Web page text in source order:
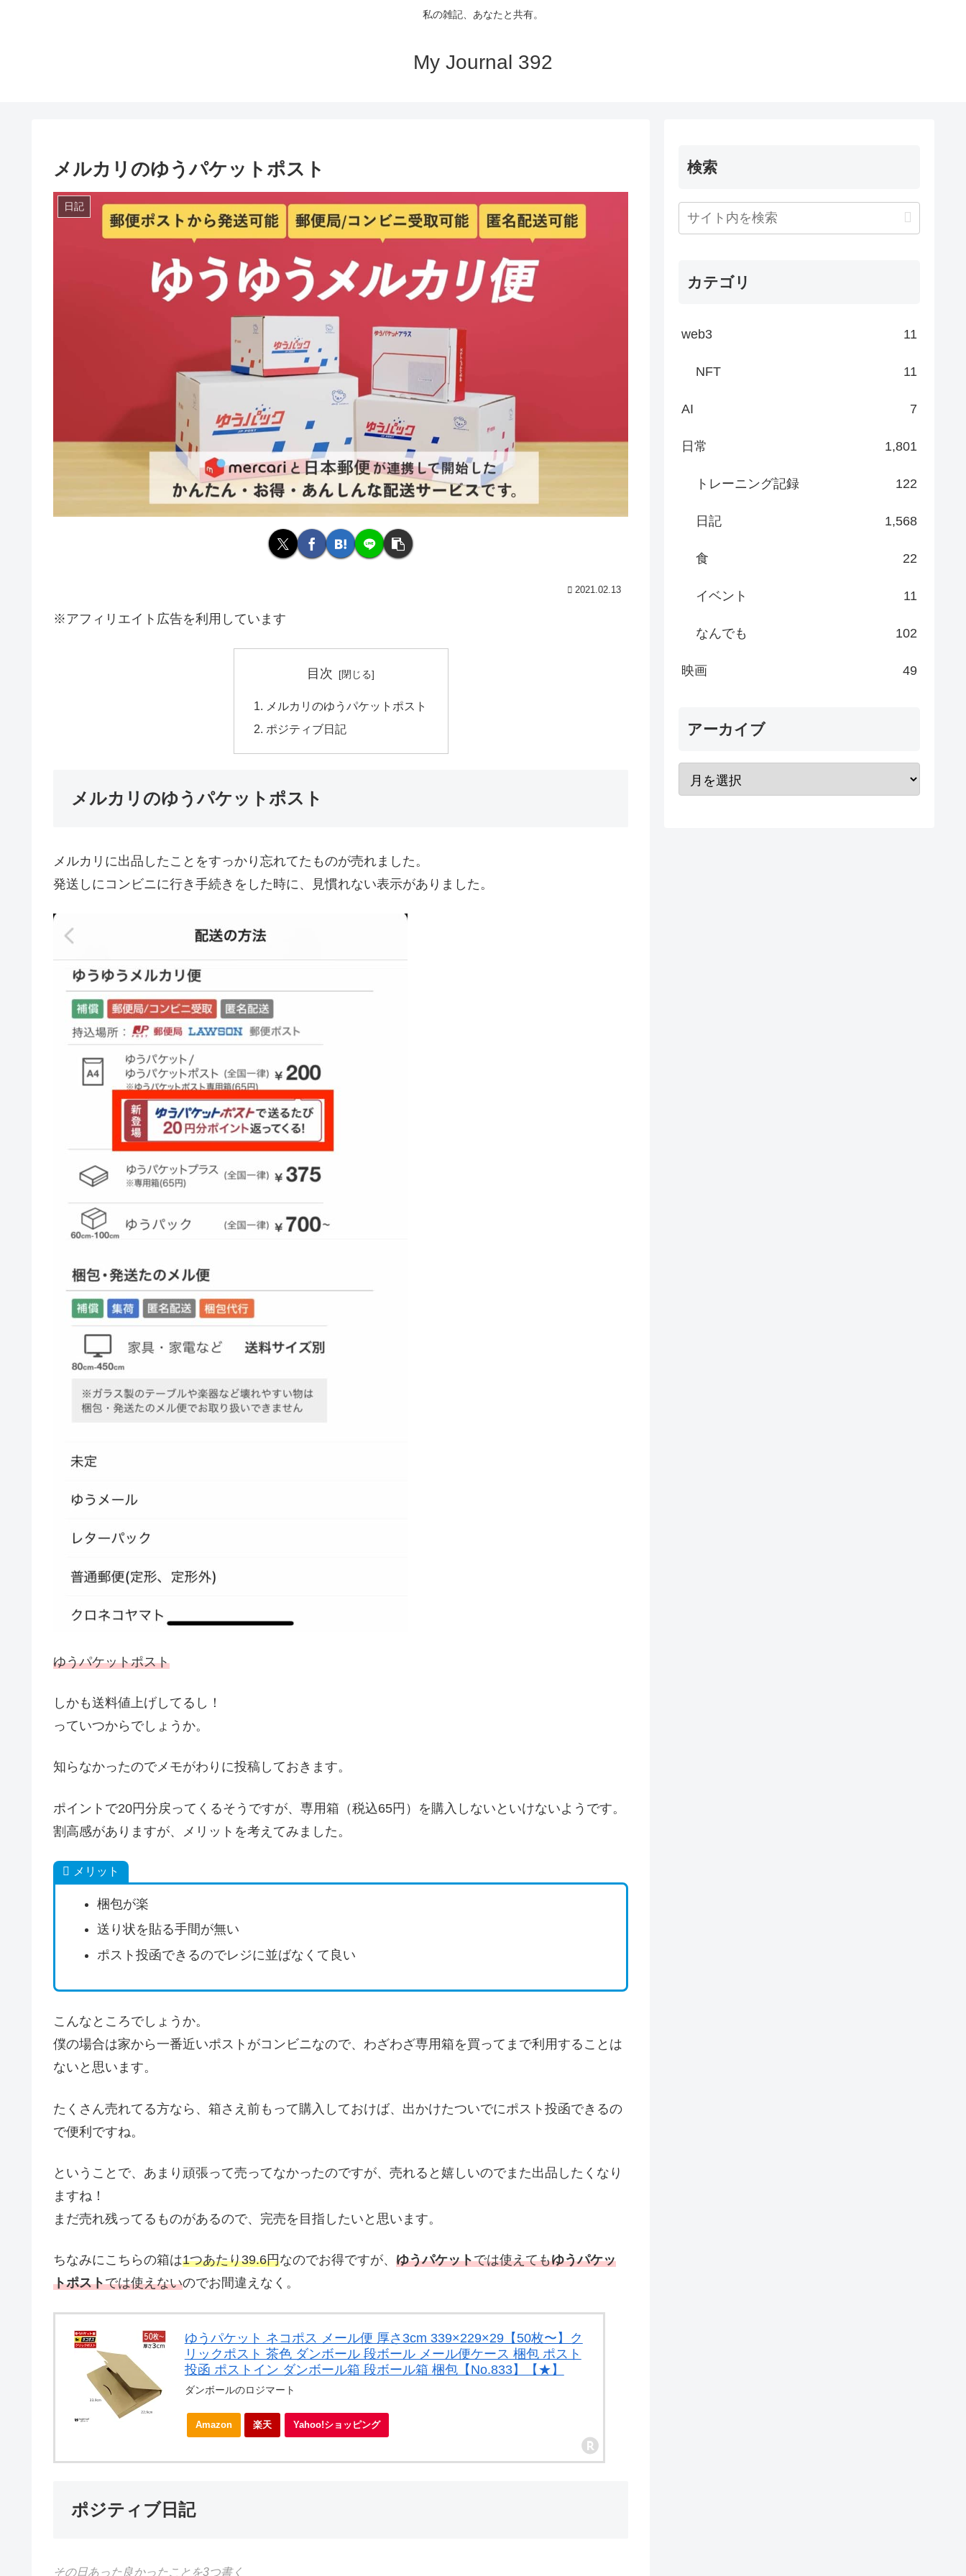
私の雑記、あなたと共有。
My Journal 392
メルカリのゆうパケットポスト
日記
2021.02.13
※アフィリエイト広告を利用しています
目次
メルカリのゆうパケットポスト
ポジティブ日記
メルカリのゆうパケットポスト
メルカリに出品したことをすっかり忘れてたものが売れました。
発送しにコンビニに行き手続きをした時に、見慣れない表示がありました。
ゆうパケットポスト
しかも送料値上げしてるし！
っていつからでしょうか。
知らなかったのでメモがわりに投稿しておきます。
ポイントで20円分戻ってくるそうですが、専用箱（税込65円）を購入しないといけないようです。
割高感がありますが、メリットを考えてみました。
メリット
梱包が楽
送り状を貼る手間が無い
ポスト投函できるのでレジに並ばなくて良い
こんなところでしょうか。
僕の場合は家から一番近いポストがコンビニなので、わざわざ専用箱を買ってまで利用することは
ないと思います。
たくさん売れてる方なら、箱さえ前もって購入しておけば、出かけたついでにポスト投函できるの
で便利ですね。
ということで、あまり頑張って売ってなかったのですが、売れると嬉しいのでまた出品したくなり
ますね！
まだ売れ残ってるものがあるので、完売を目指したいと思います。
ちなみにこちらの箱は1つあたり39.6円なのでお得ですが、 ゆうパケットでは使えてもゆうパケッ
トポストでは使えないのでお間違えなく。
ゆうパケット ネコポス メール便 厚さ3cm 339×229×29【50枚〜】ク
リックポスト 茶色 ダンボール 段ボール メール便ケース 梱包 ポスト
投函 ポストイン ダンボール箱 段ボール箱 梱包【No.833】【★】
ダンボールのロジマート
Amazon 楽天 Yahoo!ショッピング
ポジティブ日記
その日あった良かったことを3つ書く
検索
カテゴリ
web3 11
NFT 11
AI 7
日常 1,801
トレーニング記録 122
日記 1,568
食 22
イベント 11
なんでも 102
映画 49
アーカイブ